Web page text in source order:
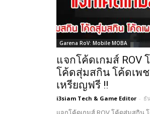
Garena RoV: Mobile MOBA
แจกโค้ดเกมส์ ROV
โค้ดสุ่มสกิน โค้ดเพ
เหรียญฟรี !!
i3siam Tech & Game Editor - ธั